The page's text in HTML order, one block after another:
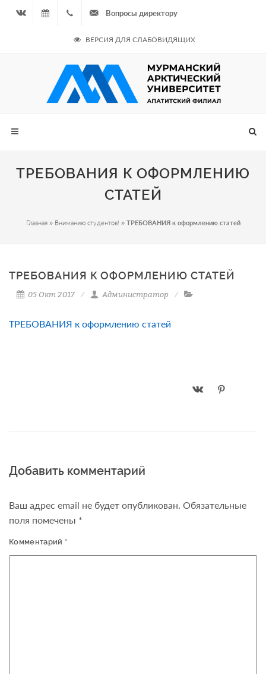
10.08.2026
- Нечётная
неделя
964
687
Вопросы директору
ВЕРСИЯ ДЛЯ СЛАБОВИДЯЩИХ
ТРЕБОВАНИЯ К ОФОРМЛЕНИЮ
СТАТЕЙ
Главная» Вниманию студентов! » ТРЕБОВАНИЯ к оформлению статей
ТРЕБОВАНИЯ К ОФОРМЛЕНИЮ СТАТЕЙ
05 Окт 2017 Администратор
ТРЕБОВАНИЯ к оформлению статей
Добавить комментарий
Ваш адрес email не будет опубликован. Обязательные
поля помечены *
Комментарий *